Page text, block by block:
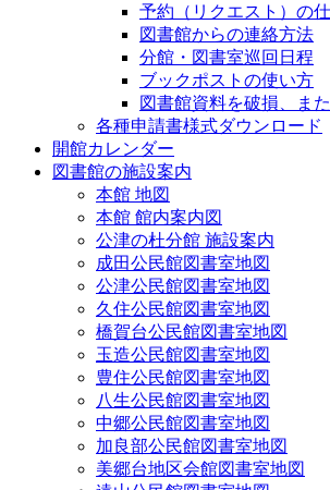
予約（リクエスト）の
図書館からの連絡方法
分館・図書室巡回日程
ブックポストの使い方
図書館資料を破損、ま
各種申請書様式ダウンロード
開館カレンダー
図書館の施設案内
本館 地図
本館 館内案内図
公津の杜分館 施設案内
成田公民館図書室地図
公津公民館図書室地図
久住公民館図書室地図
橋賀台公民館図書室地図
玉造公民館図書室地図
豊住公民館図書室地図
八生公民館図書室地図
中郷公民館図書室地図
加良部公民館図書室地図
美郷台地区会館図書室地図